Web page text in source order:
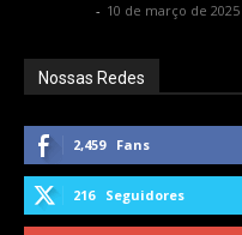
- 10 de março de 2025
Nossas Redes
2,459 Fans
216 Seguidores